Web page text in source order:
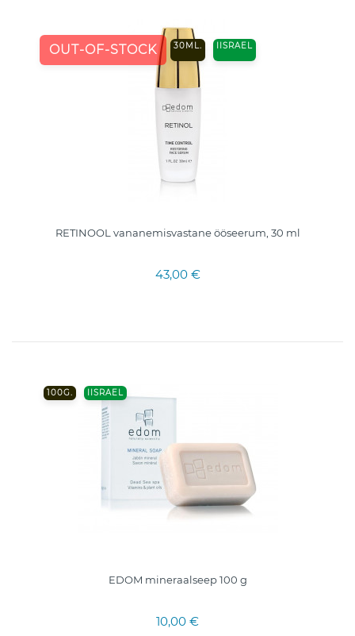
OUT-OF-STOCK 30ML. IISRAEL
RETINOOL vananemisvastane ööseerum, 30 ml
43,00 €
100G. IISRAEL
EDOM mineraalseep 100 g
10,00 €